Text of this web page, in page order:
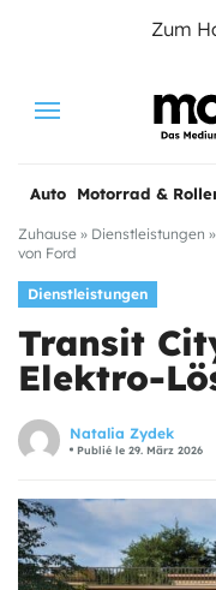
Zum
Menu
Auto Motorrad &
Zuhause » Dienstleistungen »
von Ford
Dienstleistungen
Transit
Elektro-
Natalia Zydek
Publié le 29. März 2026